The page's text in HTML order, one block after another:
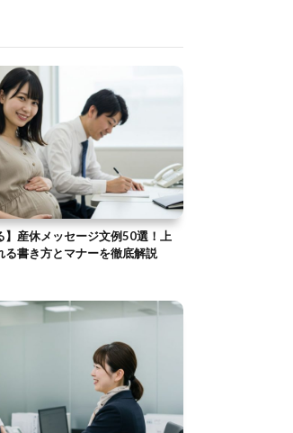
】産休メッセージ文例50選！上
る書き方とマナーを徹底解説